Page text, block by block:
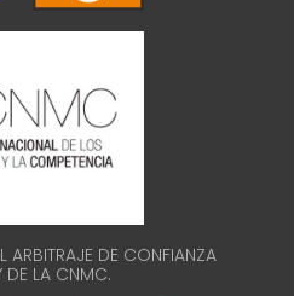
ARBITRAJE DE CONFIANZA
DE LA CNMC.